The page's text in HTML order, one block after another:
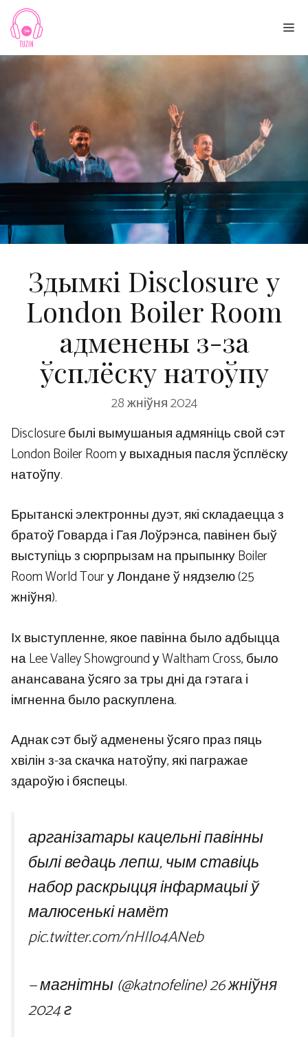
Skip
content
Здымкі Disclosure у
London Boiler Room
адменены з-за
ўсплёску натоўпу
28 жніўня 2024
Disclosure былі вымушаныя адмяніць свой сэт
London Boiler Room у выхадныя пасля ўсплёску
натоўпу.
Брытанскі электронны дуэт, які складаецца з
братоў Говарда і Гая Лоўрэнса, павінен быў
выступіць з сюрпрызам на прыпынку Boiler
Room World Tour у Лондане ў нядзелю (25
жніўня).
Іх выступленне, якое павінна было адбыцца
на Lee Valley Showground у Waltham Cross, было
анансавана ўсяго за тры дні да гэтага і
імгненна было раскуплена.
Аднак сэт быў адменены ўсяго праз пяць
хвілін з-за скачка натоўпу, які пагражае
здароўю і бяспецы.
арганізатары кацельні павінны
былі ведаць лепш, чым ставіць
набор раскрыцця інфармацыі ў
малюсенькі намёт
pic.twitter.com/nHIlo4ANeb
— магнітны (@katnofeline)26 жніўня
2024 г